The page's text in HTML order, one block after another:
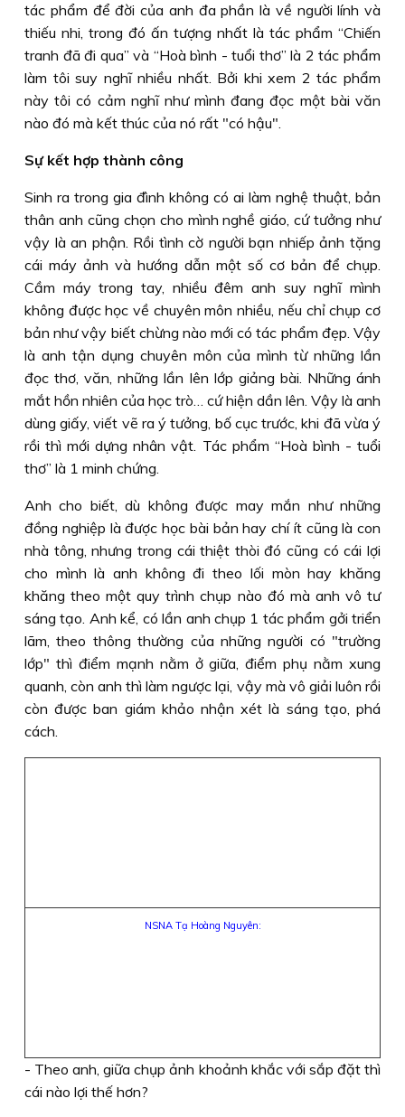
tác phẩm để đời của anh đa phần là về người lính và
thiếu nhi, trong đó ấn tượng nhất là tác phẩm “Chiến
tranh đã đi qua” và “Hoà bình - tuổi thơ” là 2 tác phẩm
làm tôi suy nghĩ nhiều nhất. Bởi khi xem 2 tác phẩm
này tôi có cảm nghĩ như mình đang đọc một bài văn
nào đó mà kết thúc của nó rất "có hậu".
Sự kết hợp thành công
Sinh ra trong gia đình không có ai làm nghệ thuật, bản
thân anh cũng chọn cho mình nghề giáo, cứ tưởng như
vậy là an phận. Rồi tình cờ người bạn nhiếp ảnh tặng
cái máy ảnh và hướng dẫn một số cơ bản để chụp.
Cầm máy trong tay, nhiều đêm anh suy nghĩ mình
không được học về chuyên môn nhiều, nếu chỉ chụp cơ
bản như vậy biết chừng nào mới có tác phẩm đẹp. Vậy
là anh tận dụng chuyên môn của mình từ những lần
đọc thơ, văn, những lần lên lớp giảng bài. Những ánh
mắt hồn nhiên của học trò… cứ hiện dần lên. Vậy là anh
dùng giấy, viết vẽ ra ý tưởng, bố cục trước, khi đã vừa ý
rồi thì mới dựng nhân vật. Tác phẩm “Hoà bình - tuổi
thơ” là 1 minh chứng.
Anh cho biết, dù không được may mắn như những
đồng nghiệp là được học bài bản hay chí ít cũng là con
nhà tông, nhưng trong cái thiệt thòi đó cũng có cái lợi
cho mình là anh không đi theo lối mòn hay khăng
khăng theo một quy trình chụp nào đó mà anh vô tư
sáng tạo. Anh kể, có lần anh chụp 1 tác phẩm gởi triển
lãm, theo thông thường của những người có "trường
lớp" thì điểm mạnh nằm ở giữa, điểm phụ nằm xung
quanh, còn anh thì làm ngược lại, vậy mà vô giải luôn rồi
còn được ban giám khảo nhận xét là sáng tạo, phá
cách.
NSNA Tạ Hoàng Nguyên:
- Theo anh, giữa chụp ảnh khoảnh khắc với sắp đặt thì
cái nào lợi thế hơn?